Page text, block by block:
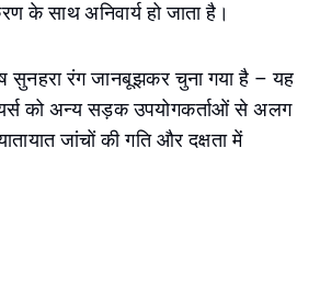
के साथ अनिवार्य हो जाता है।
सुनहरा रंग जानबूझकर चुना गया है – यह
को अन्य सड़क उपयोगकर्ताओं से अलग
जांचों की गति और दक्षता में